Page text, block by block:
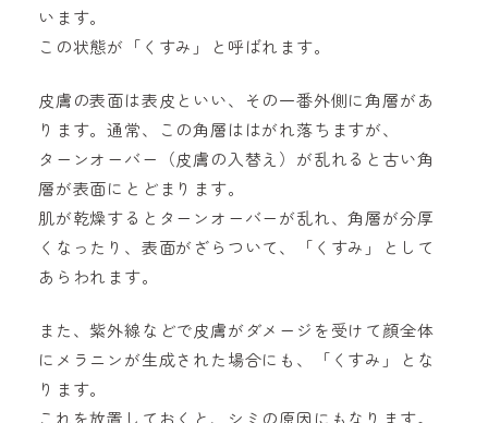
います。
この状態が「くすみ」と呼ばれます。
皮膚の表面は表皮といい、その一番外側に角層があ
ります。通常、この角層ははがれ落ちますが、
ターンオーバー（皮膚の入替え）が乱れると古い角
層が表面にとどまります。
肌が乾燥するとターンオーバーが乱れ、角層が分厚
くなったり、表面がざらついて、「くすみ」として
あらわれます。
また、紫外線などで皮膚がダメージを受けて顔全体
にメラニンが生成された場合にも、「くすみ」とな
ります。
これを放置しておくと、シミの原因にもなります。